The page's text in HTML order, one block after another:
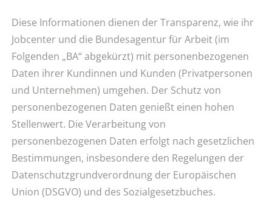
Diese Informationen dienen der Transparenz, wie ihr
Jobcenter und die Bundesagentur für Arbeit (im
Folgenden „BA“ abgekürzt) mit personenbezogenen
Daten ihrer Kundinnen und Kunden (Privatpersonen
und Unternehmen) umgehen. Der Schutz von
personenbezogenen Daten genießt einen hohen
Stellenwert. Die Verarbeitung von
personenbezogenen Daten erfolgt nach gesetzlichen
Bestimmungen, insbesondere den Regelungen der
Datenschutzgrundverordnung der Europäischen
Union (DSGVO) und des Sozialgesetzbuches.